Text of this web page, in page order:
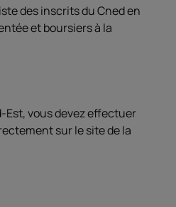
des inscrits du Cned en
et boursiers à la
Est, vous devez effectuer
sur le site de la